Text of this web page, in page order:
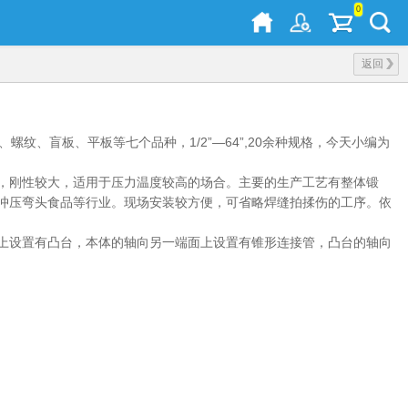
0
返回
纹、盲板、平板等七个品种，1/2”—64”,20余种规格，今天小编为
刚性较大，适用于压力温度较高的场合。主要的生产工艺有整体锻
弯头食品等行业。现场安装较方便，可省略焊缝拍揉伤的工序。依
置有凸台，本体的轴向另一端面上设置有锥形连接管，凸台的轴向